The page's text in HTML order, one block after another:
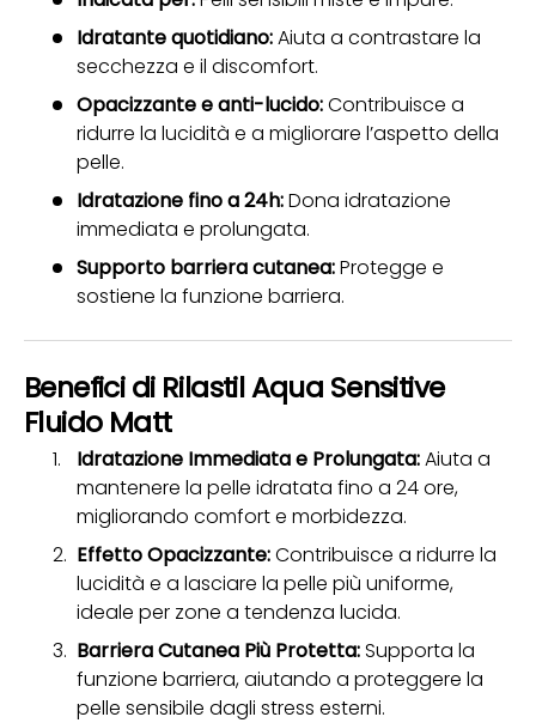
Idratante quotidiano:Aiuta a contrastare la
secchezza e il discomfort.
Opacizzante e anti-lucido:Contribuisce a
ridurre la lucidità e a migliorare l’aspetto della
pelle.
Idratazione fino a 24h:Dona idratazione
immediata e prolungata.
Supporto barriera cutanea:Protegge e
sostiene la funzione barriera.
Benefici di Rilastil Aqua Sensitive
Fluido Matt
Idratazione Immediata e Prolungata:Aiuta a
mantenere la pelle idratata fino a 24 ore,
migliorando comfort e morbidezza.
Effetto Opacizzante:Contribuisce a ridurre la
lucidità e a lasciare la pelle più uniforme,
ideale per zone a tendenza lucida.
Barriera Cutanea Più Protetta:Supporta la
funzione barriera, aiutando a proteggere la
pelle sensibile dagli stress esterni.